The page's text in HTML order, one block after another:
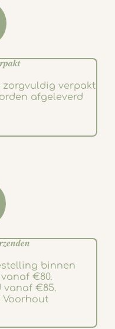
zorgvuldig verpakt
afgeleverd
binnen
€80.
vanaf €85.
Voorhout